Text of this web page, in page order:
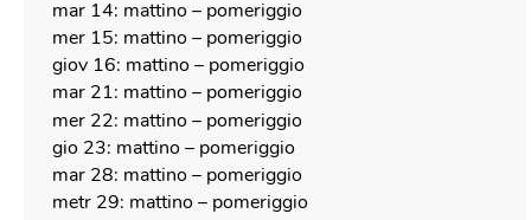
mar 14: mattino – pomeriggio
mer 15: mattino – pomeriggio
giov 16: mattino – pomeriggio
mar 21: mattino – pomeriggio
mer 22: mattino – pomeriggio
gio 23: mattino – pomeriggio
mar 28: mattino – pomeriggio
metr 29: mattino – pomeriggio